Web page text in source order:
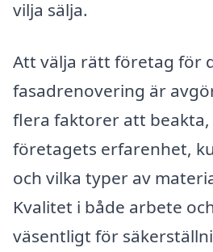
vilja sälja.
Att välja rätt företag för
fasadrenovering är
flera faktorer att beakta,
företagets erfarenhet,
och vilka typer av
Kvalitet i både arbete
väsentligt för